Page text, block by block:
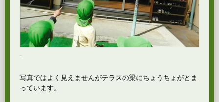
写真ではよく見えませんがテラスの梁にちょうちょがとま
っています。